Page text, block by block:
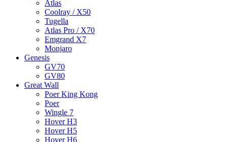
Atlas
Coolray / X50
Tugella
Atlas Pro / X70
Emgrand X7
Monjaro
Genesis
GV70
GV80
Great Wall
Poer King Kong
Poer
Wingle 7
Hover H3
Hover H5
Hover H6